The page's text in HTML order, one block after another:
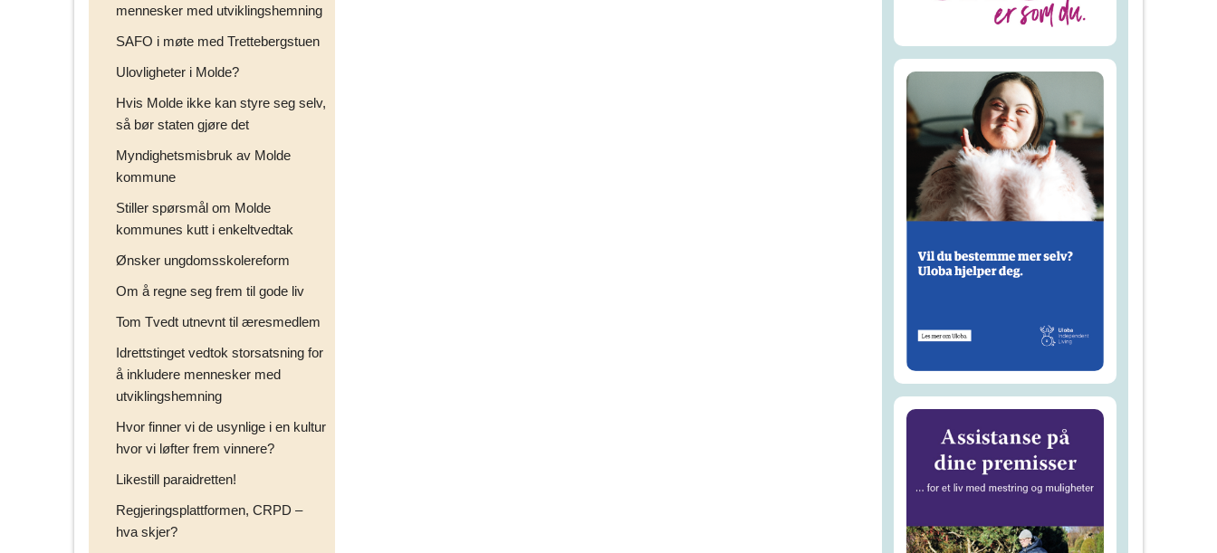
mennesker med utviklingshemning
SAFO i møte med Trettebergstuen
Ulovligheter i Molde?
Hvis Molde ikke kan styre seg selv,
så bør staten gjøre det
Myndighetsmisbruk av Molde
kommune
Stiller spørsmål om Molde
kommunes kutt i enkeltvedtak
Ønsker ungdomsskolereform
Om å regne seg frem til gode liv
Tom Tvedt utnevnt til æresmedlem
Idrettstinget vedtok storsatsning for
å inkludere mennesker med
utviklingshemning
Hvor finner vi de usynlige i en kultur
hvor vi løfter frem vinnere?
Likestill paraidretten!
Regjeringsplattformen, CRPD –
hva skjer?